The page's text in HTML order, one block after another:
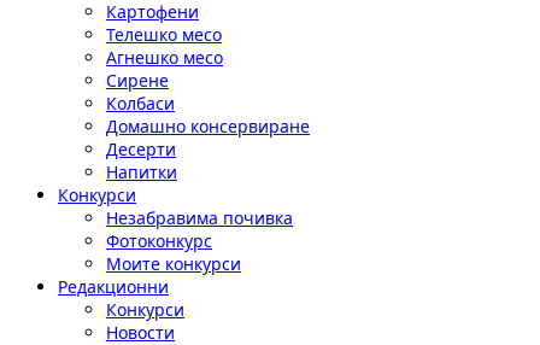
Картофени
Телешко месо
Агнешко месо
Сирене
Колбаси
Домашно консервиране
Десерти
Напитки
Конкурси
Незабравима почивка
Фотоконкурс
Моите конкурси
Редакционни
Конкурси
Новости